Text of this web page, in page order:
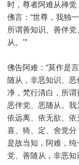
时，尊者阿难从禅
佛言：“世尊，我独
所谓善知识、善伴
从。’”
佛告阿难：“莫作是
随从，非恶知识、
净，梵行清白，所谓
恶伴党、恶随从。我
依远离、依无欲、依
喜、猗、定、舍觉
是故当知，阿难，
党、善随从，非恶知